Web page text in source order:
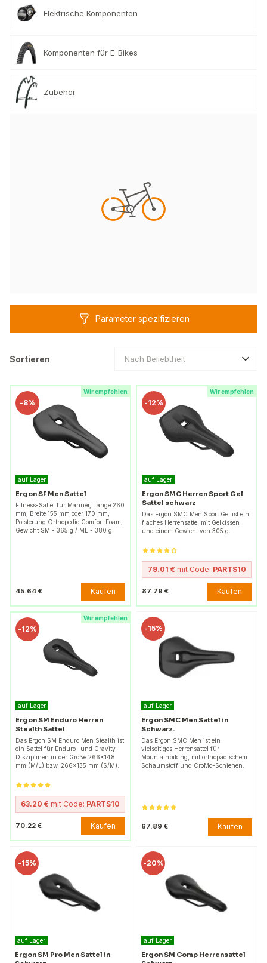
Elektrische Komponenten
Komponenten für E-Bikes
Zubehör
Parameter spezifizieren
Sortieren Nach Beliebtheit
Wir empfehlen
-8%
auf Lager
Ergon SF Men Sattel
Fitness-Sattel für Männer, Länge 260
mm, Breite 155 mm oder 170 mm,
Polsterung Orthopedic Comfort Foam,
Gewicht SM - 365 g / ML - 380 g.
45.64 € Kaufen
Wir empfehlen
-12%
auf Lager
Ergon SMC Herren Sport Gel
Sattel schwarz
Das Ergon SMC Men Sport Gel ist ein
flaches Herrensattel mit Gelkissen
und einem Gewicht von 305 g.
79.01 € mit Code: PARTS10
87.79 € Kaufen
Wir empfehlen
-12%
auf Lager
Ergon SM Enduro Herren
Stealth Sattel
Das Ergon SM Enduro Men Stealth ist
ein Sattel für Enduro- und Gravity-
Disziplinen in der Größe 266x148
mm (M/L) bzw. 266x135 mm (S/M).
63.20 € mit Code: PARTS10
70.22 € Kaufen
-15%
auf Lager
Ergon SMC Men Sattel in
Schwarz.
Das Ergon SMC Men ist ein
vielseitiges Herrensattel für
Mountainbiking, mit orthopädischem
Schaumstoff und CroMo-Schienen.
67.89 € Kaufen
-15%
auf Lager
Ergon SM Pro Men Sattel in
-20%
auf Lager
Ergon SM Comp Herrensattel